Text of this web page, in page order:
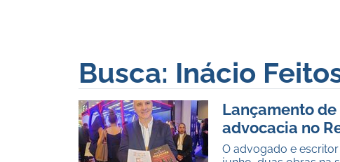
Busca: Inácio
Lançamento
advocacia no
O advogado e